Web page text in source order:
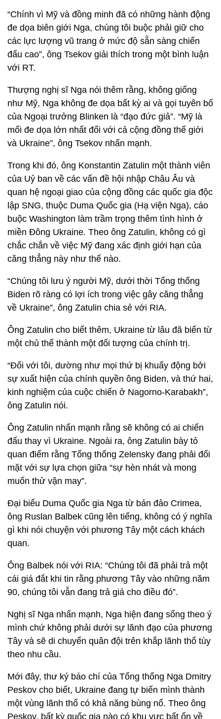
“Chính vì Mỹ và đồng minh đã có những hành động
đe dọa biên giới Nga, chúng tôi buộc phải giữ cho
các lực lượng vũ trang ở mức độ sẵn sàng chiến
đấu cao”, ông Tsekov giải thích trong một bình luận
với RT.
Thượng nghị sĩ Nga nói thêm rằng, không giống
như Mỹ, Nga không đe dọa bất kỳ ai và gọi tuyên bố
của Ngoại trưởng Blinken là “đạo đức giả”. “Mỹ là
mối đe dọa lớn nhất đối với cả cộng đồng thế giới
và Ukraine”, ông Tsekov nhấn mạnh.
Trong khi đó, ông Konstantin Zatulin một thành viên
của Uỷ ban về các vấn đề hội nhập Châu Âu và
quan hệ ngoại giao của cộng đồng các quốc gia độc
lập SNG, thuộc Duma Quốc gia (Hạ viện Nga), cáo
buộc Washington làm trầm trọng thêm tình hình ở
miền Đông Ukraine. Theo ông Zatulin, không có gì
chắc chắn về việc Mỹ đang xác định giới hạn của
căng thẳng này như thế nào.
“Chúng tôi lưu ý người Mỹ, dưới thời Tổng thống
Biden rõ ràng có lợi ích trong việc gây căng thẳng
về Ukraine”, ông Zatulin chia sẻ với RIA.
Ông Zatulin cho biết thêm, Ukraine từ lâu đã biến từ
một chủ thể thành một đối tượng của chính trị.
“Đối với tôi, dường như mọi thứ bị khuấy động bởi
sự xuất hiện của chính quyền ông Biden, và thứ hai,
kinh nghiệm của cuộc chiến ở Nagorno-Karabakh”,
ông Zatulin nói.
Ông Zatulin nhấn mạnh rằng sẽ không có ai chiến
đấu thay vì Ukraine. Ngoài ra, ông Zatulin bày tỏ
quan điểm rằng Tổng thống Zelensky đang phải đối
mặt với sự lựa chọn giữa “sự hèn nhát và mong
muốn thử vận ​​may”.
Đại biểu Duma Quốc gia Nga từ bán đảo Crimea,
ông Ruslan Balbek cũng lên tiếng, không có ý nghĩa
gì khi nói chuyện với phương Tây một cách khách
quan.
Ông Balbek nói với RIA: “Chúng tôi đã phải trả một
cái giá đắt khi tin rằng phương Tây vào những năm
90, chúng tôi vẫn đang trả giá cho điều đó”.
Nghị sĩ Nga nhấn mạnh, Nga hiện đang sống theo ý
mình chứ không phải dưới sự lãnh đạo của phương
Tây và sẽ di chuyển quân đội trên khắp lãnh thổ tùy
theo nhu cầu.
Mới đây, thư ký báo chí của Tổng thống Nga Dmitry
Peskov cho biết, Ukraine đang tự biến mình thành
một vùng lãnh thổ có khả năng bùng nổ. Theo ông
Peskov, bất kỳ quốc gia nào có khu vực bất ổn về